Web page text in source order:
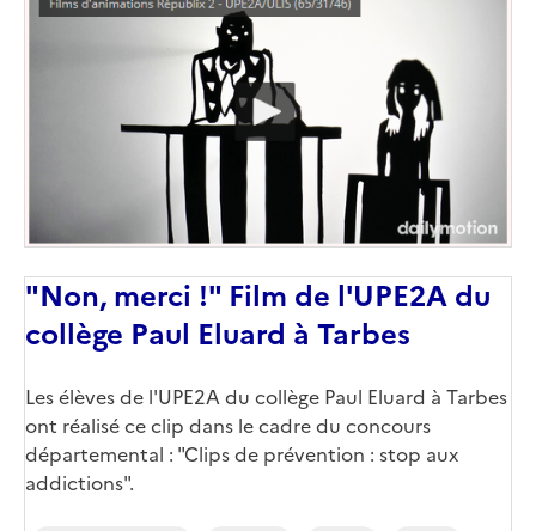
"Non, merci !" Film de l'UPE2A du
collège Paul Eluard à Tarbes
Les élèves de l'UPE2A du collège Paul Eluard à Tarbes
ont réalisé ce clip dans le cadre du concours
départemental : "Clips de prévention : stop aux
addictions".